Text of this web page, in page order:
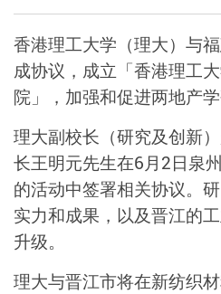
香港理工大学（理大）与
成协议，成立「香港理工
院」，加强和促进两地产学
理大副校长（研究及创新
长王明元先生在6月2日泉
的活动中签署相关协议。
实力和成果，以及晋江的
升级。
理大与晋江市将在新纺织